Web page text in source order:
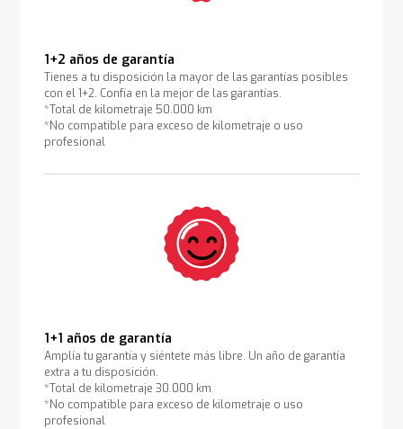
1+2 años de garantía
Tienes a tu disposición la mayor de las garantías posibles
con el 1+2. Confía en la mejor de las garantías.
*Total de kilometraje 50.000 km
*No compatible para exceso de kilometraje o uso
profesional
1+1 años de garantía
Amplía tu garantía y siéntete más libre. Un año de garantía
extra a tu disposición.
*Total de kilometraje 30.000 km
*No compatible para exceso de kilometraje o uso
profesional